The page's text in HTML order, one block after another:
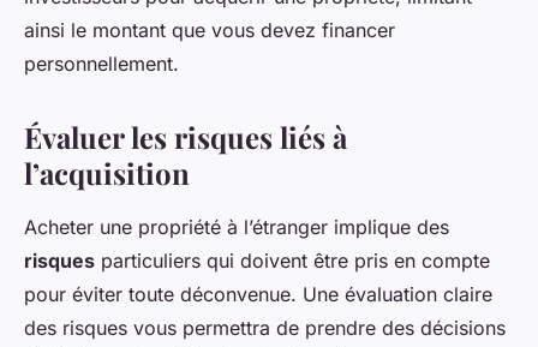
ainsi le montant que vous devez financer
personnellement.
Évaluer les risques liés à
l’acquisition
Acheter une propriété à l’étranger implique des
risques particuliers qui doivent être pris en compte
pour éviter toute déconvenue. Une évaluation claire
des risques vous permettra de prendre des décisions